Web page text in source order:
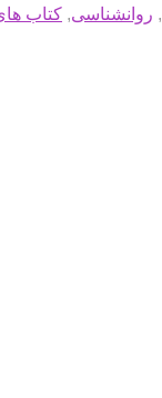
, روانشناسی, کتاب